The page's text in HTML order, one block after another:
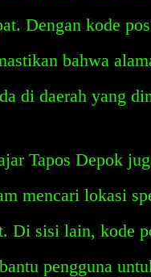
Dengan kode
bahwa
di daerah yang
Tapos Depok
mencari lokasi
Di sisi lain, kode
pengguna